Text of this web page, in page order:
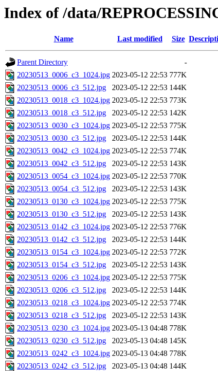
Index of /data/
Name Last modified Size
Parent Directory
-
20230513_0006_c3_1024.jpg 2023-05-12 22:53 777K
20230513_0006_c3_512.jpg
2023-05-12 22:53 144K
20230513_0018_c3_1024.jpg 2023-05-12 22:53 773K
20230513_0018_c3_512.jpg
2023-05-12 22:53 142K
20230513_0030_c3_1024.jpg 2023-05-12 22:53 775K
20230513_0030_c3_512.jpg
2023-05-12 22:53 144K
20230513_0042_c3_1024.jpg 2023-05-12 22:53 774K
20230513_0042_c3_512.jpg
2023-05-12 22:53 143K
20230513_0054_c3_1024.jpg 2023-05-12 22:53 770K
20230513_0054_c3_512.jpg
2023-05-12 22:53 143K
20230513_0130_c3_1024.jpg 2023-05-12 22:53 775K
20230513_0130_c3_512.jpg
2023-05-12 22:53 143K
20230513_0142_c3_1024.jpg 2023-05-12 22:53 776K
20230513_0142_c3_512.jpg
2023-05-12 22:53 144K
20230513_0154_c3_1024.jpg 2023-05-12 22:53 772K
20230513_0154_c3_512.jpg
2023-05-12 22:53 143K
20230513_0206_c3_1024.jpg 2023-05-12 22:53 775K
20230513_0206_c3_512.jpg
2023-05-12 22:53 144K
20230513_0218_c3_1024.jpg 2023-05-12 22:53 774K
20230513_0218_c3_512.jpg
2023-05-12 22:53 143K
20230513_0230_c3_1024.jpg 2023-05-13 04:48 778K
20230513_0230_c3_512.jpg
2023-05-13 04:48 145K
20230513_0242_c3_1024.jpg 2023-05-13 04:48 778K
20230513_0242_c3_512.jpg
2023-05-13 04:48 144K